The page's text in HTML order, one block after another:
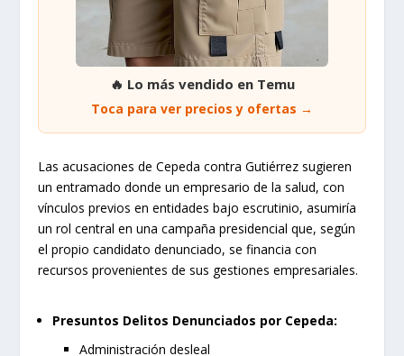
🔥 Lo más vendido en Temu
Toca para ver precios y ofertas →
Las acusaciones de Cepeda contra Gutiérrez sugieren
un entramado donde un empresario de la salud, con
vínculos previos en entidades bajo escrutinio, asumiría
un rol central en una campaña presidencial que, según
el propio candidato denunciado, se financia con
recursos provenientes de sus gestiones empresariales.
Presuntos Delitos Denunciados por Cepeda:
Administración desleal